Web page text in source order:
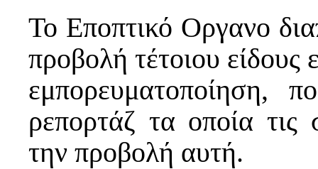
Το Εποπτικό Οργανο
προβολή τέτοιου είδους
εμπορευματοποίηση,
ρεπορτάζ τα οποία τις
την προβολή αυτή.